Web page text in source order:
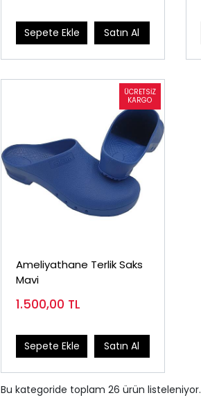
Sepete Ekle Satın Al
Ameliyathane Terlik Saks
Mavi
1.500,00 TL
Sepete Ekle Satın Al
Bu kategoride toplam 26 ürün listeleniyor.